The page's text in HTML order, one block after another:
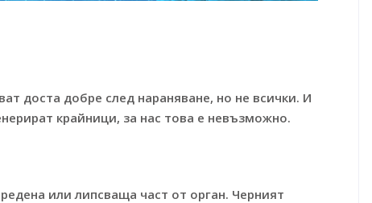
доста добре след нараняване, но не всички. И
крайници, за нас това е невъзможно.
или липсваща част от орган. Черният